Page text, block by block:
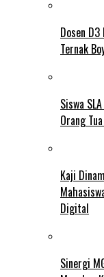
Dosen
Ternak
Siswa
Orang
Kaji
Digital
Sinergi